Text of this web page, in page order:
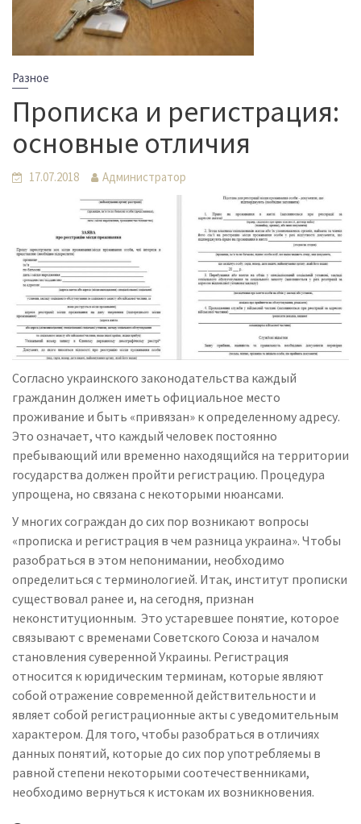
Разное
Прописка и регистрация:
основные отличия
17.07.2018 Администратор
Согласно украинского законодательства каждый
гражданин должен иметь официальное место
проживание и быть «привязан» к определенному адресу.
Это означает, что каждый человек постоянно
пребывающий или временно находящийся на территории
государства должен пройти регистрацию. Процедура
упрощена, но связана с некоторыми нюансами.
У многих сограждан до сих пор возникают вопросы
«прописка и регистрация в чем разница украина». Чтобы
разобраться в этом непонимании, необходимо
определиться с терминологией. Итак, институт прописки
существовал ранее и, на сегодня, признан
неконституционным. Это устаревшее понятие, которое
связывают с временами Советского Союза и началом
становления суверенной Украины. Регистрация
относится к юридическим терминам, которые являют
собой отражение современной действительности и
являет собой регистрационные акты с уведомительным
характером. Для того, чтобы разобраться в отличиях
данных понятий, которые до сих пор употребляемы в
равной степени некоторыми соотечественниками,
необходимо вернуться к истокам их возникновения.